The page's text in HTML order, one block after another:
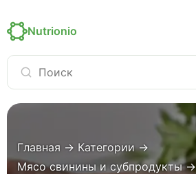
Nutrionio
Главная → Категории→
Мясо свинины и субпродукты→